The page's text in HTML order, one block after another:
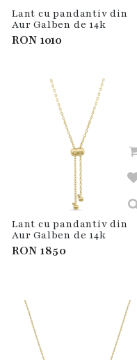
Lant cu pandantiv din
Aur Galben de 14k
RON1010
Lant cu pandantiv din
Aur Galben de 14k
RON1850